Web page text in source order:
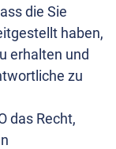
die Sie
haben,
erhalten und
zu
das Recht,